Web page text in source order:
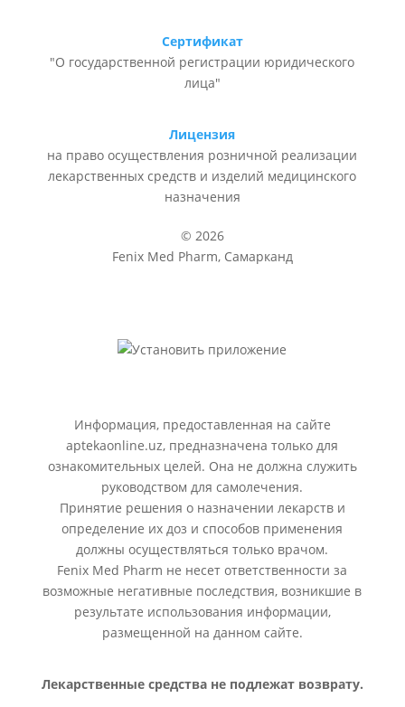
Сертификат
"О государственной регистрации юридического
лица"
Лицензия
на право осуществления розничной реализации
лекарственных средств и изделий медицинского
назначения
© 2026
Fenix Med Pharm, Самарканд
Информация, предоставленная на сайте
aptekaonline.uz, предназначена только для
ознакомительных целей. Она не должна служить
руководством для самолечения.
Принятие решения о назначении лекарств и
определение их доз и способов применения
должны осуществляться только врачом.
Fenix Med Pharm не несет ответственности за
возможные негативные последствия, возникшие в
результате использования информации,
размещенной на данном сайте.
Лекарственные средства не подлежат возврату.